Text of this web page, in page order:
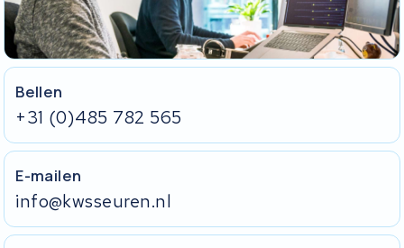
Bellen
+31 (0)485 782 565
E-mailen
info@kwsseuren.nl